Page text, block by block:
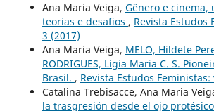
Ana Maria Veiga, Gênero e cinema,
teorias e desafios , Revista Estudos
3 (2017)
Ana Maria Veiga, MELO, Hildete
RODRIGUES, Lígia Maria C. S.
Brasil. , Revista Estudos Feministas:
Catalina Trebisacce, Ana Maria
la trasgresión desde el ojo